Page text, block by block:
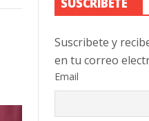
Suscribete y
en tu correo
Email